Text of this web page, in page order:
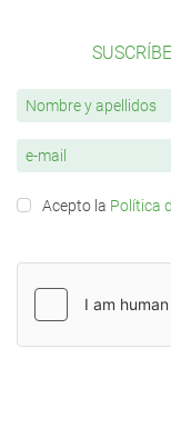
Acepto la Política